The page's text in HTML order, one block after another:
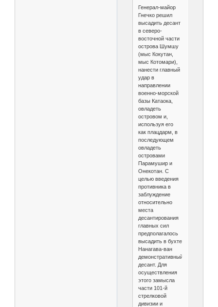
Генерал-майор
Гнечко решил
высадить десант
в северо-
восточной части
острова Шумшу
(мыс Кокутан,
мыс Котомари),
нанести главный
удар в
направлении
военно-морской
базы Катаока,
овладеть
островом и,
используя его
как плацдарм, в
последующем
овладеть
островами
Парамушир и
Онекотан. С
целью введения
противника в
заблуждение
относительно
места
десантирования
главных сил
предполагалось
высадить в бухте
Нанагава-ван
демонстративный
десант. Для
осуществления
этого замысла
части 101-й
стрелковой
дивизии и